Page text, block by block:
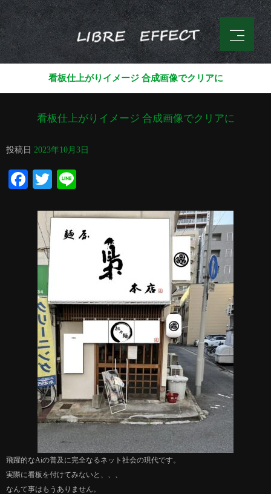
看板仕上がりイメージ 合成画像でクリアに
看板仕上がりイメージ 合成画像でクリアに
投稿日 2023年10月3日
Facebook
Twitter
飛躍的なAiの普及に完全なるネット社会の現代です。
実際に看板を付けてみないと、、、
なんて事はもうありません。